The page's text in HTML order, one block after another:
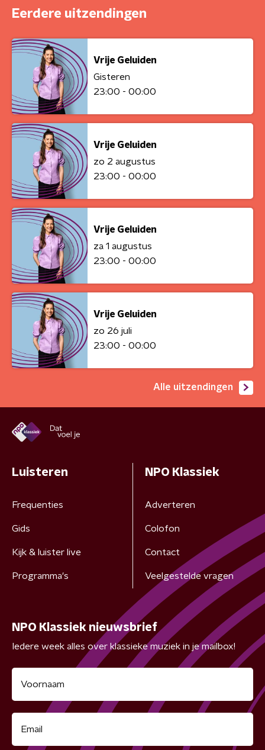
Eerdere uitzendingen
Vrije Geluiden
Gisteren
23:00 - 00:00
Vrije Geluiden
zo 2 augustus
23:00 - 00:00
Vrije Geluiden
za 1 augustus
23:00 - 00:00
Vrije Geluiden
zo 26 juli
23:00 - 00:00
Alle uitzendingen
Luisteren
Frequenties
Gids
Kijk & luister live
Programma's
NPO Klassiek
Adverteren
Colofon
Contact
Veelgestelde vragen
NPO Klassiek nieuwsbrief
Iedere week alles over klassieke muziek in je mailbox!